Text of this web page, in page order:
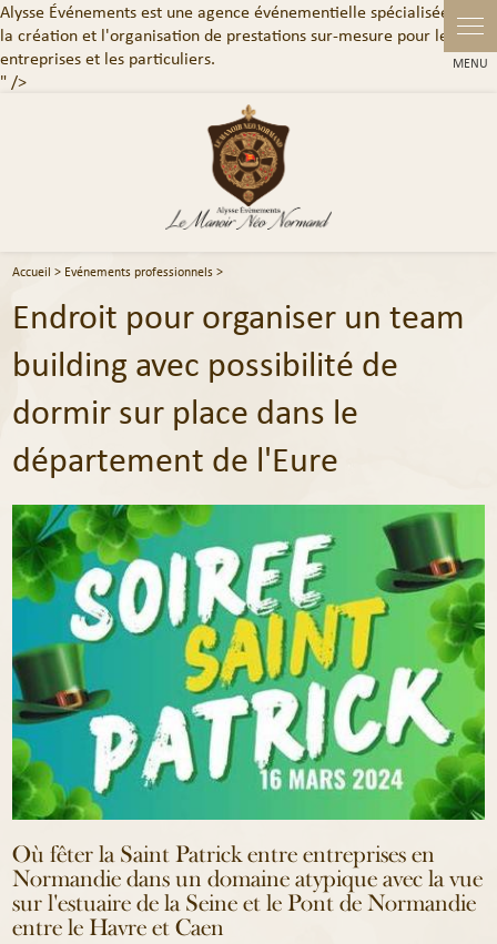
Alysse Événements est une agence événementielle spécialisée dans
la création et l'organisation de prestations sur-mesure pour les
entreprises et les particuliers.
" />
Accueil > Evénements professionnels>
Endroit pour organiser un team
building avec possibilité de
dormir sur place dans le
département de l'Eure
Où fêter la Saint Patrick entre entreprises en
Normandie dans un domaine atypique avec la vue
sur l'estuaire de la Seine et le Pont de Normandie
entre le Havre et Caen
Panneau de gestion des cookies